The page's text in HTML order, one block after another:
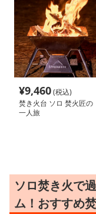
¥9,460(税込)
焚き火台 ソロ 焚火匠の
一人旅
ソロ焚き火で
ム！おすすめ